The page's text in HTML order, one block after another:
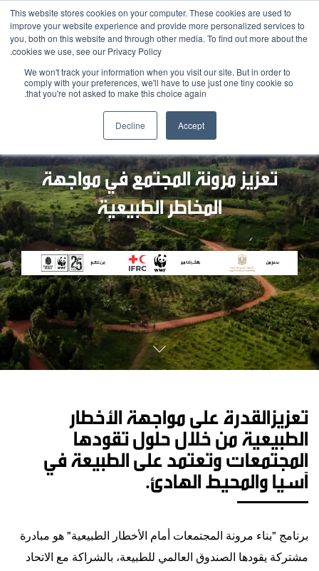
This website stores cookies on your computer. These cookies are used to
improve your website experience and provide more personalized services to
you, both on this website and through other media. To find out more about the
cookies we use, see our Privacy Policy.
We won't track your information when you visit our site. But in order to
comply with your preferences, we'll have to use just one tiny cookie so
that you're not asked to make this choice again.
Accept
Decline
تعزيز مرونة المجتمع في مواجهة
المخاطر الطبيعية
تعزيزالقدرة على مواجهة الأخطار
الطبيعية من خلال حلول تقودها
المجتمعات وتعتمد على الطبيعة في
آسيا والمحيط الهادئ.
برنامج "بناء مرونة المجتمعات أمام الأخطار الطبيعية" هو مبادرة
مشتركة يقودها الصندوق العالمي للطبيعة، بالشراكة مع الاتحاد